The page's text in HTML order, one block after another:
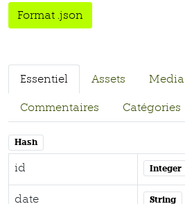
Format .json
Essentiel Assets Media
Commentaires Catégories
Hash
id Integer
date String